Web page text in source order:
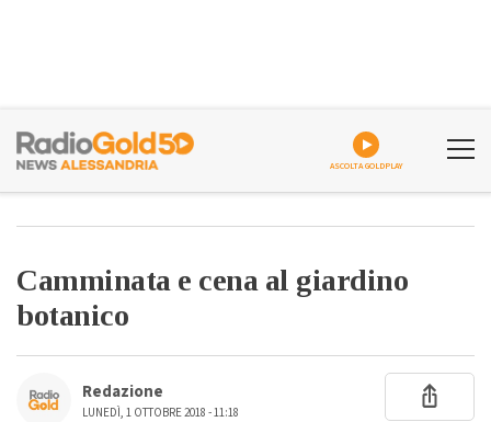
ASCOLTA GOLDPLAY
Camminata e cena al giardino
botanico
Redazione
LUNEDÌ, 1 OTTOBRE 2018 - 11:18